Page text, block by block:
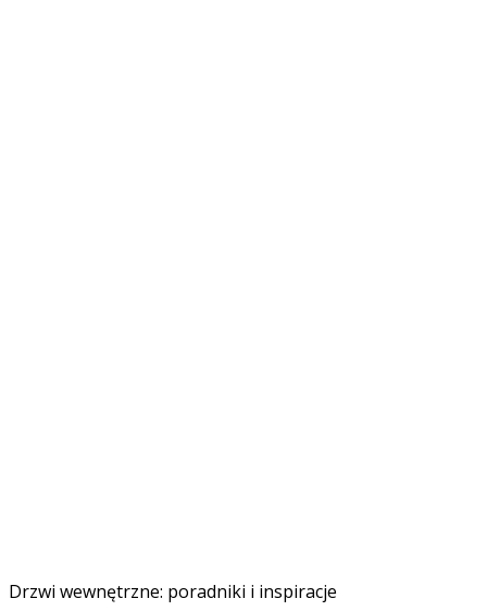
Drzwi wewnętrzne: poradniki i inspiracje